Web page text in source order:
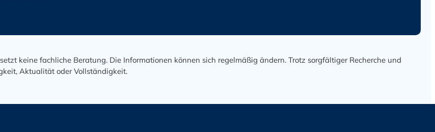
keine fachliche Beratung. Die Informationen können sich regelmäßig ändern. Trotz sorgfältiger Recherche und
Aktualität oder Vollständigkeit.